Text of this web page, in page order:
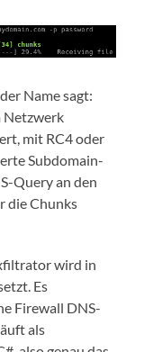
Name sagt:
Netzwerk
mit RC4 oder
Subdomain-
Query an den
die Chunks
wird in
Es
Firewall DNS-
als